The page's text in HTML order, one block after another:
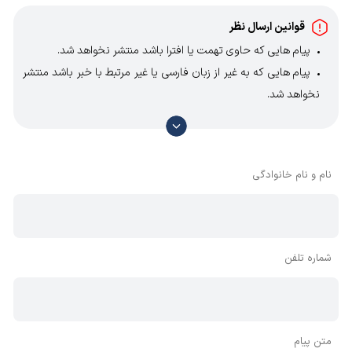
قوانین ارسال نظر
پیام هایی که حاوی تهمت یا افترا باشد منتشر نخواهد شد.
پیام هایی که به غیر از زبان فارسی یا غیر مرتبط با خبر باشد منتشر
نخواهد شد.
با توجه به آن که امکان موافقت یا مخالفت با محتوای نظرات
وجود دارد، معمولا نظراتی که محتوای مشابه دارند، انتشار نمی‌یابند
نام و نام خانوادگی
شماره تلفن
متن پیام